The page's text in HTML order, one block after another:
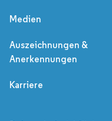
Medien
Auszeichnungen &
Anerkennungen
Karriere